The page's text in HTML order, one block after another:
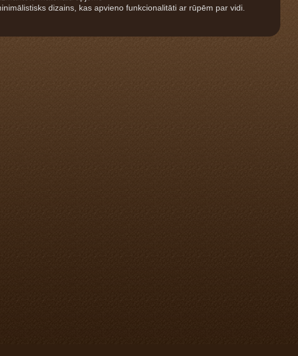
dizains, kas apvieno funkcionalitāti ar rūpēm par vidi.